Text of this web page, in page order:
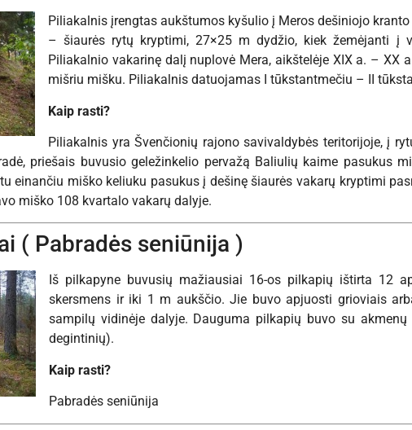
Piliakalnis įrengtas aukštumos kyšulio į Meros dešiniojo
– šiaurės rytų kryptimi, 27×25 m dydžio, kiek žemėjanti į
Piliakalnio vakarinę dalį nuplovė Mera, aikštelėje XIX a. –
mišriu mišku. Piliakalnis datuojamas I tūkstantmečiu – II
Kaip rasti?
Piliakalnis yra Švenčionių rajono savivaldybės teritorijoje, į
priešais buvusio geležinkelio pervažą Baliulių kaime pasukus
einančiu miško keliuku pasukus į dešinę šiaurės vakarų kryptimi
miško 108 kvartalo vakarų dalyje.
( Pabradės seniūnija )
Iš pilkapyne buvusių mažiausiai 16-os pilkapių ištirta 12
skersmens ir iki 1 m aukščio. Jie buvo apjuosti grioviais
sampilų vidinėje dalyje. Dauguma pilkapių buvo su
degintinių).
Kaip rasti?
Pabradės seniūnija